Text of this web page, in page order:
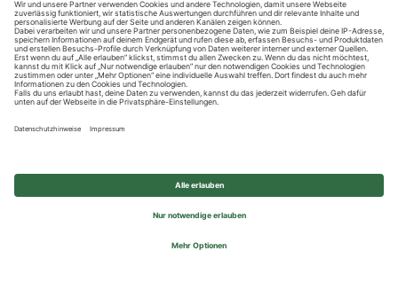
Impressum
Privatsphäre-Einstellungen
© 2026 REWE Group - All rights reserved